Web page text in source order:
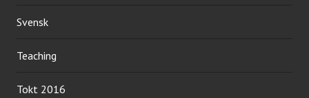
Svensk
Teaching
Tokt 2016